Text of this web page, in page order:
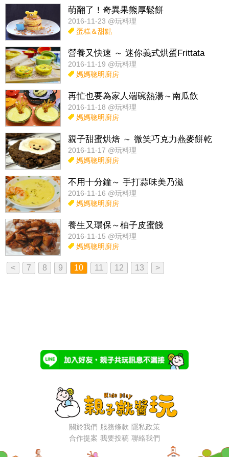
萌翻了！奇異果熊厚鬆餅
2016-11-23 @玩料理
蛋糕＆甜點
營養又快速 ～ 迷你義式烘蛋Frittata
2016-11-19 @玩料理
媽媽聰明廚房
再忙也要為家人端碗熱湯～南瓜飲
2016-11-18 @玩料理
媽媽聰明廚房
親子甜蜜烘焙 ～ 微笑巧克力燕麥餅乾
2016-11-17 @玩料理
媽媽聰明廚房
不用十分鐘～ 手打蒜味美乃滋
2016-11-16 @玩料理
媽媽聰明廚房
養生又環保～柚子皮蜜餞
2016-11-15 @玩料理
媽媽聰明廚房
< 7 8 9 10 11 12 13 >
關於我們 服務條款 隱私政策
合作提案 我要投稿 聯絡我們